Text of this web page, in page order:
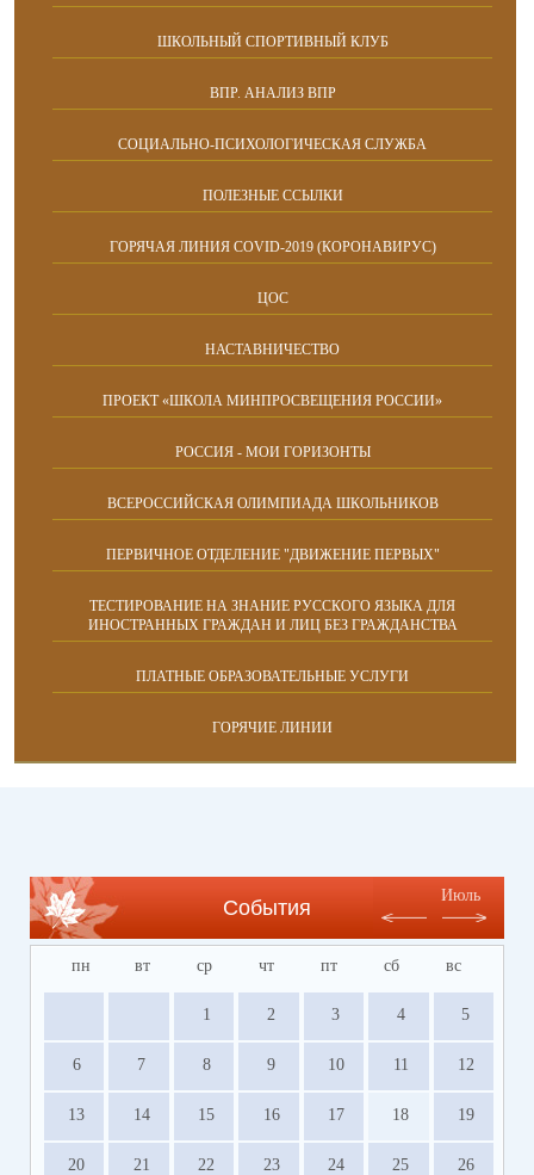
ШКОЛЬНЫЙ СПОРТИВНЫЙ КЛУБ
ВПР. АНАЛИЗ ВПР
СОЦИАЛЬНО-ПСИХОЛОГИЧЕСКАЯ СЛУЖБА
ПОЛЕЗНЫЕ ССЫЛКИ
ГОРЯЧАЯ ЛИНИЯ COVID-2019 (КОРОНАВИРУС)
ЦОС
НАСТАВНИЧЕСТВО
ПРОЕКТ «ШКОЛА МИНПРОСВЕЩЕНИЯ РОССИИ»
РОССИЯ - МОИ ГОРИЗОНТЫ
ВСЕРОССИЙСКАЯ ОЛИМПИАДА ШКОЛЬНИКОВ
ПЕРВИЧНОЕ ОТДЕЛЕНИЕ "ДВИЖЕНИЕ ПЕРВЫХ"
ТЕСТИРОВАНИЕ НА ЗНАНИЕ РУССКОГО ЯЗЫКА ДЛЯ
ИНОСТРАННЫХ ГРАЖДАН И ЛИЦ БЕЗ ГРАЖДАНСТВА
ПЛАТНЫЕ ОБРАЗОВАТЕЛЬНЫЕ УСЛУГИ
ГОРЯЧИЕ ЛИНИИ
События
Июль
пн вт ср чт пт сб вс
1 2 3 4 5
6 7 8 9 10 11 12
13 14 15 16 17 18 19
20 21 22 23 24 25 26